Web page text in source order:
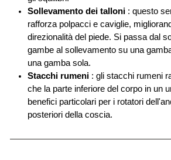
Sollevamento dei talloni : questo
rafforza polpacci e caviglie,
direzionalità del piede. Si passa dal
gambe al sollevamento su una
una gamba sola.
Stacchi rumeni : gli stacchi rumeni
che la parte inferiore del corpo in un
benefici particolari per i rotatori
posteriori della coscia.